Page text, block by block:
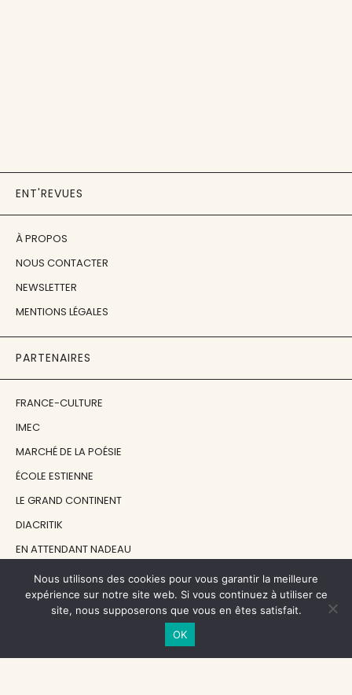
ENT'REVUES
À PROPOS
NOUS CONTACTER
NEWSLETTER
MENTIONS LÉGALES
PARTENAIRES
FRANCE-CULTURE
IMEC
MARCHÉ DE LA POÉSIE
ÉCOLE ESTIENNE
LE GRAND CONTINENT
DIACRITIK
EN ATTENDANT NADEAU
NOS SOUTIENS
Nous utilisons des cookies pour vous garantir la meilleure
expérience sur notre site web. Si vous continuez à utiliser ce
site, nous supposerons que vous en êtes satisfait.
OK